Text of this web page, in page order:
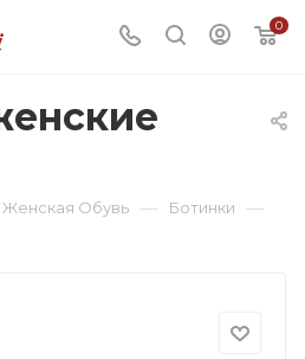
0
Женская Обувь — Ботинки —